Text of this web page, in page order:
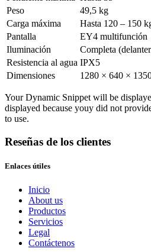
Peso
49,5 kg
Carga máxima
Hasta 120 – 150
Pantalla
EY4 multifunción
Iluminación
Completa
Resistencia al agua IPX5
Dimensiones
1280 × 640 ×
Your Dynamic Snippet will be
displayed because youy did not
to use.
Reseñas de los clientes
Enlaces útiles
Inicio
About us
Productos
Servicios
Legal
Contáctenos